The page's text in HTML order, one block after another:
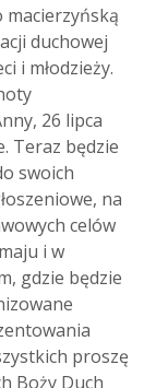
duchowej
i młodzieży.
26 lipca
Teraz będzie
swoich
na
celów
i w
gdzie będzie
proszę
Boży Duch